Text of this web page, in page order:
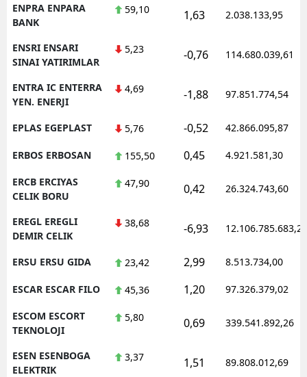
ENPRA ENPARA
BANK
59,10 1,63 2.038.133,95
ENSRI ENSARI
SINAI YATIRIMLAR
5,23 -0,76 114.680.039,61
ENTRA IC ENTERRA
YEN. ENERJI
4,69 -1,88 97.851.774,54
EPLAS EGEPLAST 5,76 -0,52 42.866.095,87
ERBOS ERBOSAN 155,50 0,45 4.921.581,30
ERCB ERCIYAS
CELIK BORU
47,90 0,42 26.324.743,60
EREGL EREGLI
DEMIR CELIK
38,68 -6,93 12.106.785.683,20
ERSU ERSU GIDA 23,42 2,99 8.513.734,00
ESCAR ESCAR FILO 45,36 1,20 97.326.379,02
ESCOM ESCORT
TEKNOLOJI
5,80 0,69 339.541.892,26
ESEN ESENBOGA
ELEKTRIK
3,37 1,51 89.808.012,69